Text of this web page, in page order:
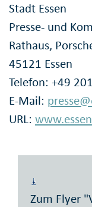
Stadt Essen
Presse- und
Rathaus,
45121 Essen
Telefon: +49
E-Mail:
URL:
Zum Flyer